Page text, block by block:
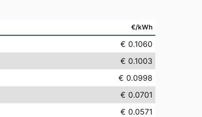
€/kWh
€ 0.1060
€ 0.1003
€ 0.0998
€ 0.0701
€ 0.0571